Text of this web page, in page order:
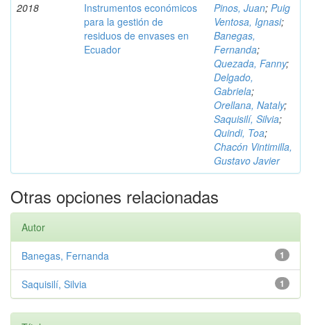
2018
Instrumentos económicos
para la gestión de
residuos de envases en
Ecuador
Pinos, Juan; Puig
Ventosa, Ignasi;
Banegas,
Fernanda;
Quezada, Fanny;
Delgado,
Gabriela;
Orellana, Nataly;
Saquisilí, Silvia;
Quindi, Toa;
Chacón Vintimilla,
Gustavo Javier
Otras opciones relacionadas
Autor
1
Banegas, Fernanda
1
Saquisilí, Silvia